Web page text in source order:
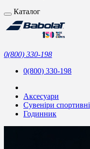
Каталог
0(800) 330-198
0(800) 330-198
Аксесуари
Сувеніри спортивні
Годинник